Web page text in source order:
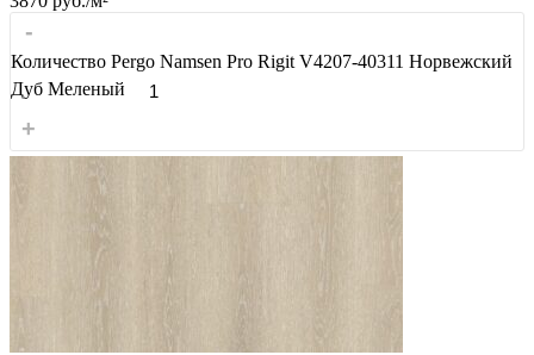
-
Количество Pergo Namsen Pro Rigit V4207-40311 Норвежский
Дуб Меленый
+